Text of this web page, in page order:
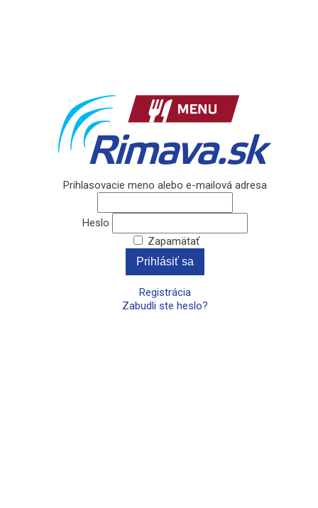
Prihlasovacie meno alebo e-mailová adresa
Heslo
Zapamätať
Prihlásiť sa
Registrácia
Zabudli ste heslo?